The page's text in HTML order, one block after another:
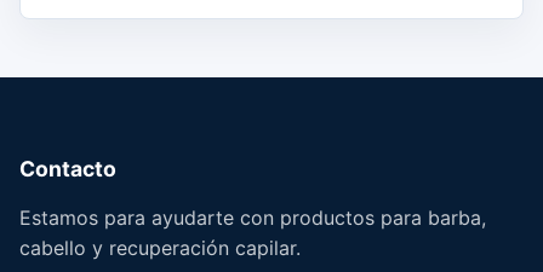
Contacto
Estamos para ayudarte con productos para barba,
cabello y recuperación capilar.